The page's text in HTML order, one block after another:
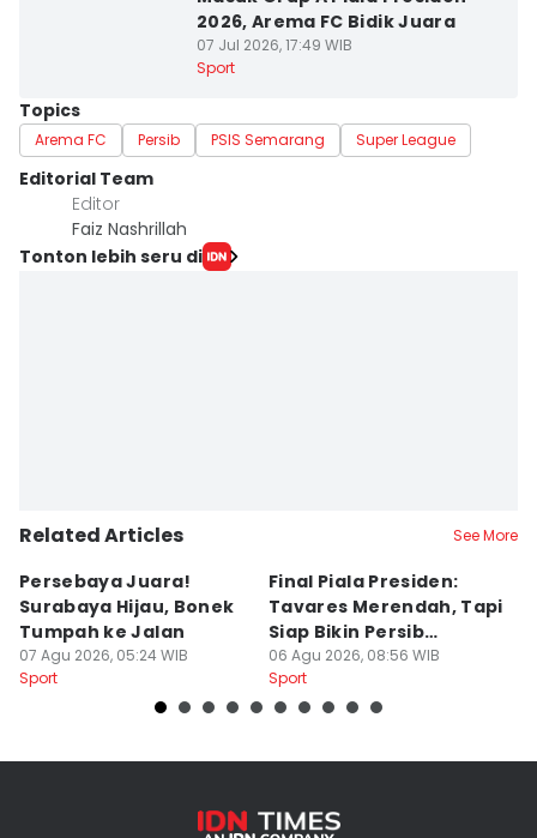
2026, Arema FC Bidik Juara
07 Jul 2026, 17:49 WIB
Sport
Topics
Arema FC Persib PSIS Semarang Super League
Editorial Team
Editor
Faiz Nashrillah
Tonton lebih seru di
Related Articles See More
Persebaya Juara!
Surabaya Hijau, Bonek
Tumpah ke Jalan
07 Agu 2026, 05:24 WIB
Sport
Final Piala Presiden:
Tavares Merendah, Tapi
Siap Bikin Persib
Tumbang
06 Agu 2026, 08:56 WIB
Sport